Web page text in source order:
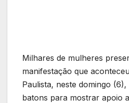
Milhares de mulheres
manifestação que
Paulista, neste domingo
batons para mostrar apoio